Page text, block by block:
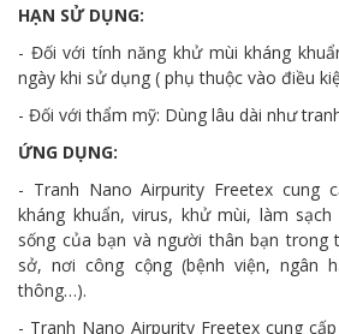
HẠN SỬ DỤNG:
- Đối với tính năng khử mùi kháng
ngày khi sử dụng ( phụ thuộc vào điều
- Đối với thẩm mỹ: Dùng lâu dài như
ỨNG DỤNG:
- Tranh Nano Airpurity Freetex cung
kháng khuẩn, virus, khử mùi, làm
sống của bạn và người thân bạn trong
sở, nơi công cộng (bệnh viện, ngân
thông…).
- Tranh Nano Airpurity Freetex cung